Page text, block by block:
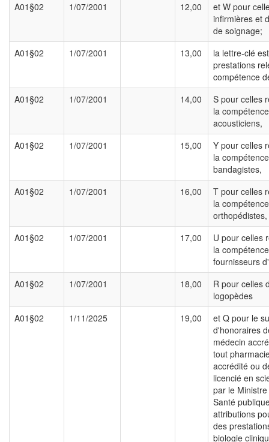
A01§02
1/07/2001 12,00
et W pour
infirmières et
de soignage;
A01§02
1/07/2001 13,00
la lettre-clé
prestations
compétence
A01§02
1/07/2001 14,00
S pour celles
la
acousticiens,
A01§02
1/07/2001 15,00
Y pour celles
la
bandagistes,
A01§02
1/07/2001 16,00
T pour celles
la
orthopédistes,
A01§02
1/07/2001 17,00
U pour celles
la
fournisseurs
A01§02
1/07/2001 18,00
R pour celles
logopèdes
A01§02
1/11/2025 19,00
et Q pour le
d'honoraires
médecin
tout
accrédité ou
licencié en
par le
Santé
attributions
des
biologie